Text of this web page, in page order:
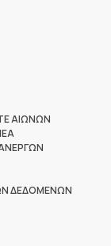
ΑΙΩΝΩΝ
ΔΕΔΟΜΕΝΩΝ